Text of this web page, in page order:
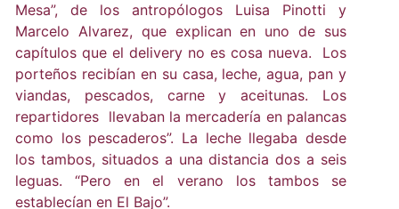
Mesa”, de los antropólogos Luisa Pinotti y
Marcelo Alvarez, que explican en uno de sus
capítulos que el delivery no es cosa nueva. Los
porteños recibían en su casa, leche, agua, pan y
viandas, pescados, carne y aceitunas. Los
repartidores llevaban la mercadería en palancas
como los pescaderos”. La leche llegaba desde
los tambos, situados a una distancia dos a seis
leguas. “Pero en el verano los tambos se
establecían en El Bajo”.